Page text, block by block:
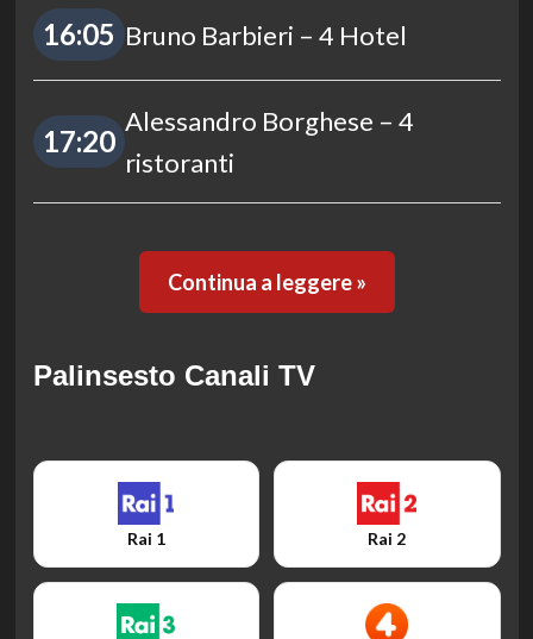
16:05 Bruno Barbieri – 4 Hotel
17:20
Alessandro Borghese – 4
ristoranti
Continua a leggere »
Palinsesto Canali TV
Rai 1 Rai 2